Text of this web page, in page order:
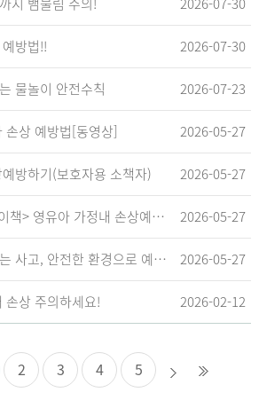
방법!! 2026-07-30
물놀이 안전수칙 2026-07-23
손상 예방법[동영상] 2026-05-27
방하기(보호자용 소책자) 2026-05-27
<쑥쑥 안전 놀이책> 영유아 가정내 손상예방_영유아 놀이형 교육 교재 2026-05-27
집에서 시작되는 사고, 안전한 환경으로 예방해요 2026-05-27
손상 주의하세요! 2026-02-12
2 3 4 5